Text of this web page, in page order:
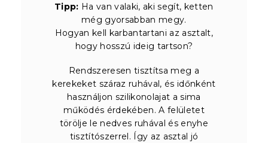
Tipp: Ha van valaki, aki segít, ketten
még gyorsabban megy.
Hogyan kell karbantartani az asztalt,
hogy hosszú ideig tartson?
Rendszeresen tisztítsa meg a
kerekeket száraz ruhával, és időnként
használjon szilikonolajat a sima
működés érdekében. A felületet
törölje le nedves ruhával és enyhe
tisztítószerrel. Így az asztal jó